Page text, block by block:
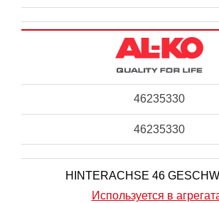
46235330
46235330
HINTERACHSE 46
Используется в